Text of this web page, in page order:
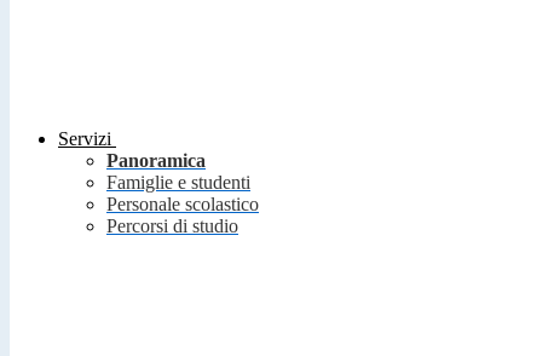
Servizi
Panoramica
Famiglie e studenti
Personale scolastico
Percorsi di studio